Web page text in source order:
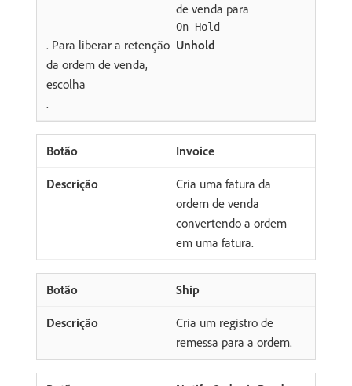
de venda para
On Hold
. Para liberar a retenção
da ordem de venda,
escolha
Unhold
.
Invoice
Cria uma fatura da
ordem de venda
convertendo a ordem
em uma fatura.
Ship
Cria um registro de
remessa para a ordem.